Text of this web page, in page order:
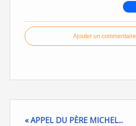
Ajouter un commentaire
« APPEL DU PÈRE MICHEL...